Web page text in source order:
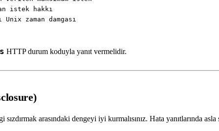
HTTP durum koduyla yanıt vermelidir.
arasındaki dengeyi iyi kurmalısınız. Hata yanıtlarında